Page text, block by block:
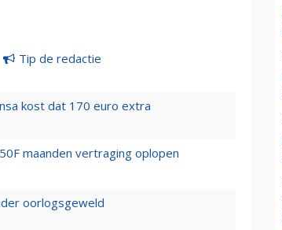
Tip de redactie
kost dat 170 euro extra
maanden vertraging oplopen
oorlogsgeweld